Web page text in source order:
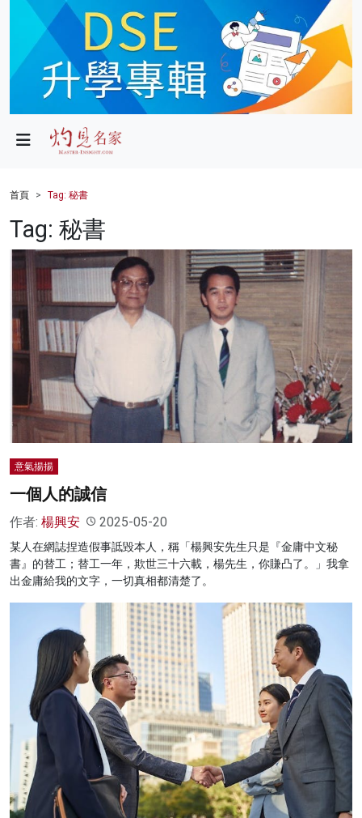
政局
財經
健康
商業
科技
影片
名家榜
灼見活動
首頁 Tag: 秘書
Tag: 秘書
意氣揚揚
一個人的誠信
作者: 楊興安 2025-05-20
某人在網誌捏造假事詆毀本人，稱「楊興安先生只是『金庸中文秘
書』的替工；替工一年，欺世三十六載，楊先生，你賺凸了。」我拿
出金庸給我的文字，一切真相都清楚了。